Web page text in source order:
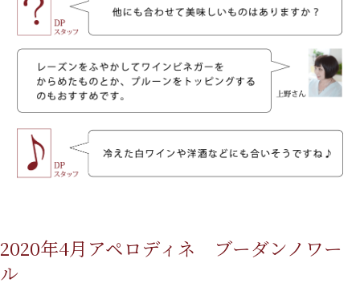
2020年4月アペロディネ ブーダンノワー
ル